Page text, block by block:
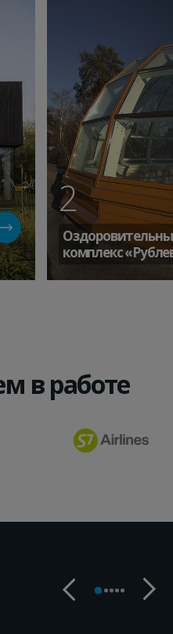
2
комплекс
в работе